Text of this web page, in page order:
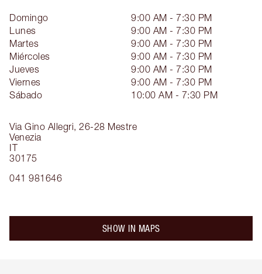
Via Gino Allegri, 26-28 Mestre
Venezia
IT
30175
041 981646
Domingo
9:00 AM - 7:30 PM
Lunes
9:00 AM - 7:30 PM
Martes
9:00 AM - 7:30 PM
Miércoles
9:00 AM - 7:30 PM
Jueves
9:00 AM - 7:30 PM
Viernes
9:00 AM - 7:30 PM
Sábado
10:00 AM - 7:30 PM
SHOW IN MAPS